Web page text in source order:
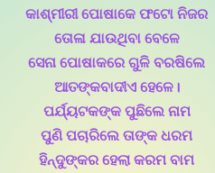
କାଶ୍ମୀରୀ ପୋଷାକେ ଫଟୋ ନିଜର
ତୋଳା ଯାଉଥିବା ବେଳେ
ସେନା ପୋଷାକରେ ଗୁଳି ବରଷିଲେ
ଆତଙ୍କବାଦୀଏ ହେଳେ।
ପର୍ଯ୍ୟଟକଙ୍କ ପୁଛିଲେ ନାମ
ପୁଣି ପଚାରିଲେ ତାଙ୍କ ଧରମ
ହିନ୍ଦୁଙ୍କର ହେଲା କରମ ବାମ